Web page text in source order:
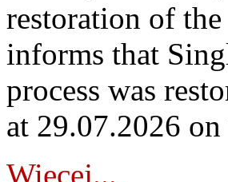
restoration of
informs that
process was
at 29.07.2026
Więcej...